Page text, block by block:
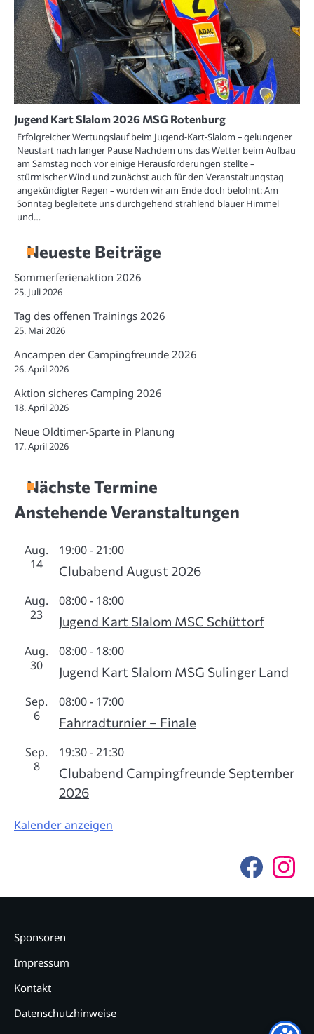
Jugend Kart Slalom 2026 MSG Rotenburg
Erfolgreicher Wertungslauf beim Jugend-Kart-Slalom – gelungener
Neustart nach langer Pause Nachdem uns das Wetter beim Aufbau
am Samstag noch vor einige Herausforderungen stellte –
stürmischer Wind und zunächst auch für den Veranstaltungstag
angekündigter Regen – wurden wir am Ende doch belohnt: Am
Sonntag begleitete uns durchgehend strahlend blauer Himmel
und…
Neueste Beiträge
Sommerferienaktion 2026
25. Juli 2026
Tag des offenen Trainings 2026
25. Mai 2026
Ancampen der Campingfreunde 2026
26. April 2026
Aktion sicheres Camping 2026
18. April 2026
Neue Oldtimer-Sparte in Planung
17. April 2026
Nächste Termine
Anstehende Veranstaltungen
Aug.
14
19:00-21:00
Clubabend August 2026
Aug.
23
08:00- 18:00
Jugend Kart Slalom MSC Schüttorf
Aug.
30
08:00- 18:00
Jugend Kart Slalom MSG Sulinger Land
Sep.
6
08:00- 17:00
Fahrradturnier – Finale
Sep.
8
19:30-21:30
Clubabend Campingfreunde September
2026
Kalender anzeigen
F
a
e
I
n
t
Sponsoren
Impressum
Kontakt
Datenschutzhinweise